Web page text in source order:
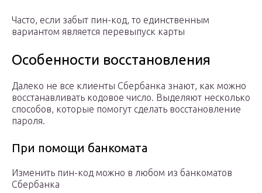
Часто, если забыт пин-код, то единственным
вариантом является перевыпуск карты
Особенности восстановления
Далеко не все клиенты Сбербанка знают, как можно
восстанавливать кодовое число. Выделяют несколько
способов, которые помогут сделать восстановление
пароля.
При помощи банкомата
Изменить пин-код можно в любом из банкоматов
Сбербанка